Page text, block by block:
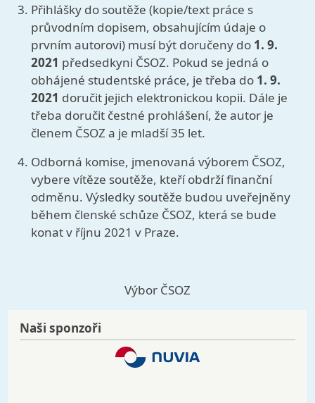
Přihlášky do soutěže (kopie/text práce s
průvodním dopisem, obsahujícím údaje o
prvním autorovi) musí být doručeny do 1. 9.
2021 předsedkyni ČSOZ. Pokud se jedná o
obhájené studentské práce, je třeba do 1. 9.
2021 doručit jejich elektronickou kopii. Dále je
třeba doručit čestné prohlášení, že autor je
členem ČSOZ a je mladší 35 let.
Odborná komise, jmenovaná výborem ČSOZ,
vybere vítěze soutěže, kteří obdrží finanční
odměnu. Výsledky soutěže budou uveřejněny
během členské schůze ČSOZ, která se bude
konat v říjnu 2021 v Praze.
Výbor ČSOZ
Naši sponzoři
Image